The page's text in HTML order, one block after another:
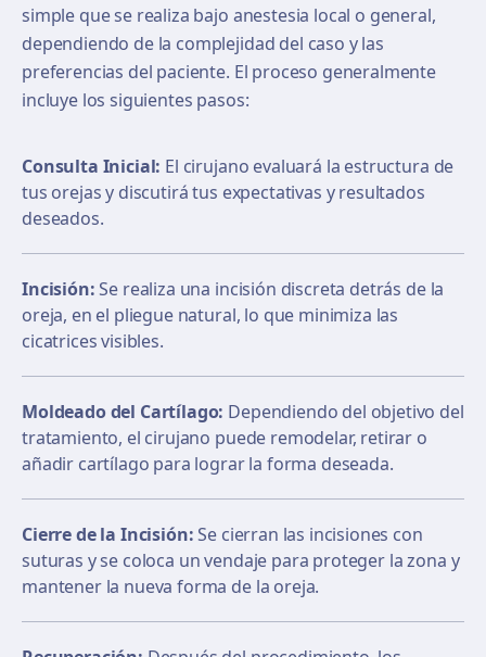
simple que se realiza bajo anestesia local o general,
dependiendo de la complejidad del caso y las
preferencias del paciente. El proceso generalmente
incluye los siguientes pasos:
Consulta Inicial: El cirujano evaluará la estructura de
tus orejas y discutirá tus expectativas y resultados
deseados.
Incisión:Se realiza una incisión discreta detrás de la
oreja, en el pliegue natural, lo que minimiza las
cicatrices visibles.
Moldeado del Cartílago: Dependiendo del objetivo del
tratamiento, el cirujano puede remodelar, retirar o
añadir cartílago para lograr la forma deseada.
Cierre de la Incisión:Se cierran las incisiones con
suturas y se coloca un vendaje para proteger la zona y
mantener la nueva forma de la oreja.